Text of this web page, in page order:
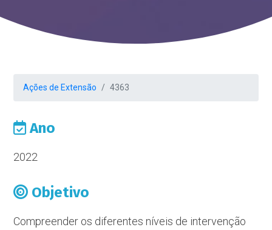
Ações de Extensão 4363
Ano
2022
Objetivo
Compreender os diferentes níveis de intervenção